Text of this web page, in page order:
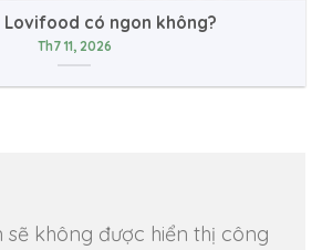
Lovifood có ngon không?
Th7 11, 2026
sẽ không được hiển thị công